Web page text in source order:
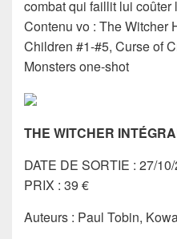
combat qui faillit lui coûter
Contenu vo : The Witcher
Children #1-#5, Curse of
Monsters one-shot
THE WITCHER
DATE DE SORTIE : 27/
PRIX : 39 €
Auteurs : Paul Tobin,